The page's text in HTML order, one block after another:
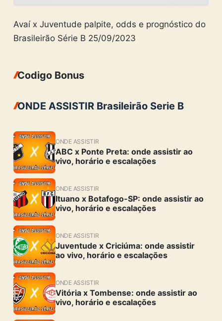
Avaí x Juventude palpite, odds e prognóstico do
Brasileirão Série B 25/09/2023
Codigo Bonus
ONDE ASSISTIR Brasileirão Serie B
ONDE ASSISTIR
ABC x Ponte Preta: onde assistir ao
vivo, horário e escalações
ONDE ASSISTIR
Ituano x Botafogo-SP: onde assistir ao
vivo, horário e escalações
ONDE ASSISTIR
Juventude x Criciúma: onde assistir
ao vivo, horário e escalações
ONDE ASSISTIR
Vitória x Tombense: onde assistir ao
vivo, horário e escalações